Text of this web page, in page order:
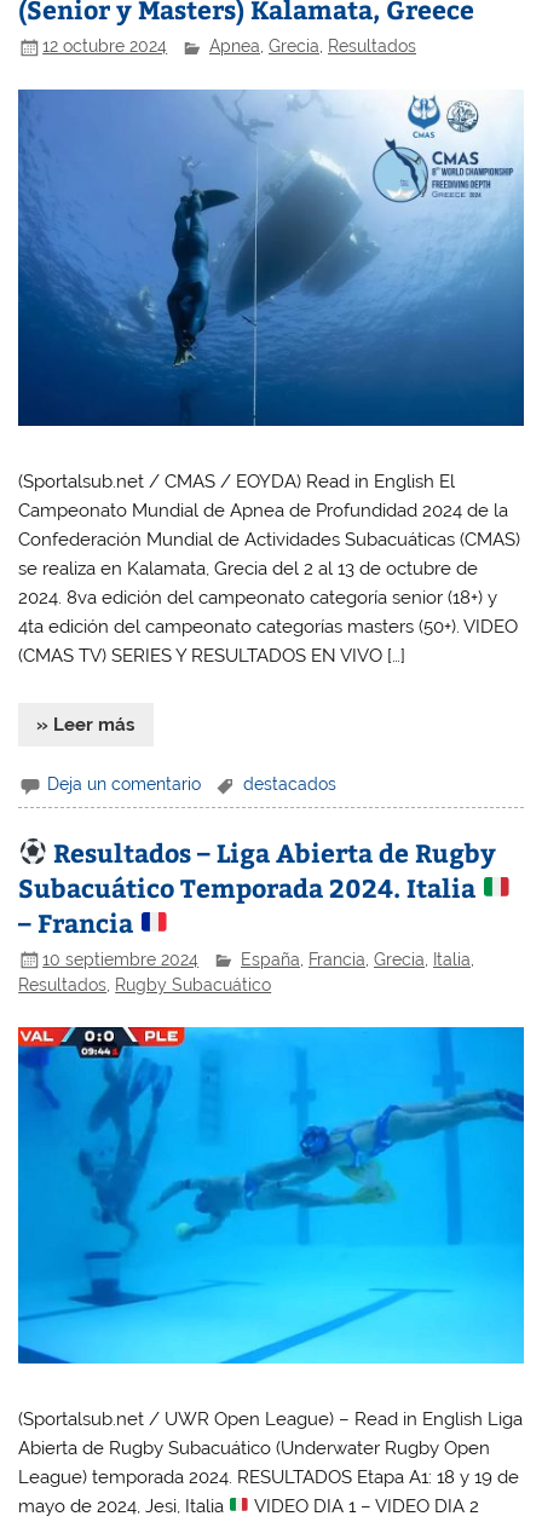
(Senior y Masters) Kalamata, Greece
12 octubre 2024 Apnea,Grecia, Resultados
(Sportalsub.net / CMAS / EOYDA) Read in English El
Campeonato Mundial de Apnea de Profundidad 2024 de la
Confederación Mundial de Actividades Subacuáticas (CMAS)
se realiza en Kalamata, Grecia del 2 al 13 de octubre de
2024. 8va edición del campeonato categoría senior (18+) y
4ta edición del campeonato categorías masters (50+). VIDEO
(CMAS TV) SERIES Y RESULTADOS EN VIVO […]
» Leer más
Deja un comentario destacados
Resultados – Liga Abierta de Rugby
Subacuático Temporada 2024. Italia
– Francia
10 septiembre 2024 España Francia ,Grecia Italia
Resultados, Rugby Subacuático
(Sportalsub.net / UWR Open League) – Read in English Liga
Abierta de Rugby Subacuático (Underwater Rugby Open
League) temporada 2024. RESULTADOS Etapa A1: 18 y 19 de
mayo de 2024, Jesi, Italia
VIDEO DIA 1 – VIDEO DIA 2